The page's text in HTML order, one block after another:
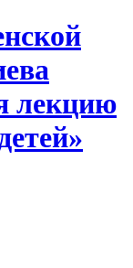
лекцию